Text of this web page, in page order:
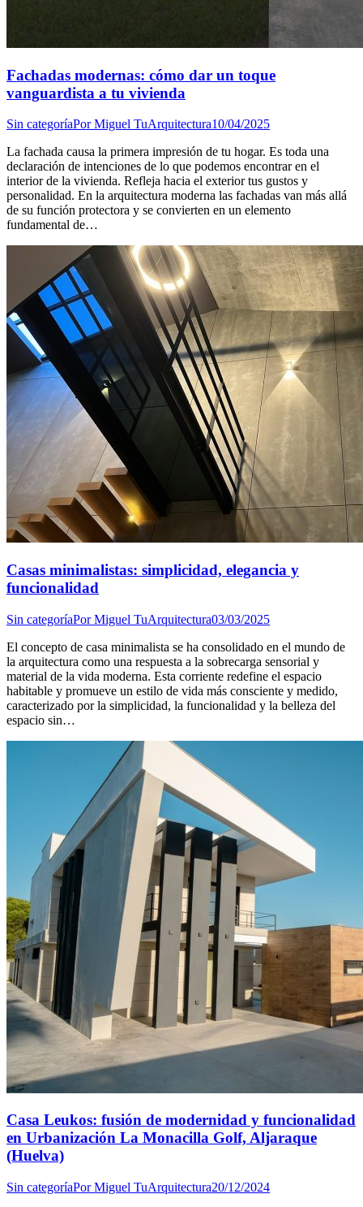
Fachadas modernas: cómo dar un toque
vanguardista a tu vivienda
Sin categoríaPorMiguel TuArquitectura10/04/2025
La fachada causa la primera impresión de tu hogar. Es toda una
declaración de intenciones de lo que podemos encontrar en el
interior de la vivienda. Refleja hacia el exterior tus gustos y
personalidad. En la arquitectura moderna las fachadas van más allá
de su función protectora y se convierten en un elemento
fundamental de…
Casas minimalistas: simplicidad, elegancia y
funcionalidad
Sin categoríaPorMiguel TuArquitectura03/03/2025
El concepto de casa minimalista se ha consolidado en el mundo de
la arquitectura como una respuesta a la sobrecarga sensorial y
material de la vida moderna. Esta corriente redefine el espacio
habitable y promueve un estilo de vida más consciente y medido,
caracterizado por la simplicidad, la funcionalidad y la belleza del
espacio sin…
Casa Leukos: fusión de modernidad y funcionalidad
en Urbanización La Monacilla Golf, Aljaraque
(Huelva)
Sin categoríaPorMiguel TuArquitectura20/12/2024